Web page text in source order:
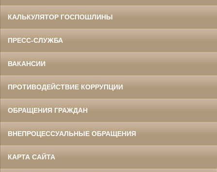
КАЛЬКУЛЯТОР ГОСПОШЛИНЫ
ПРЕСС-СЛУЖБА
ВАКАНСИИ
ПРОТИВОДЕЙСТВИЕ КОРРУПЦИИ
ОБРАЩЕНИЯ ГРАЖДАН
ВНЕПРОЦЕССУАЛЬНЫЕ ОБРАЩЕНИЯ
КАРТА САЙТА